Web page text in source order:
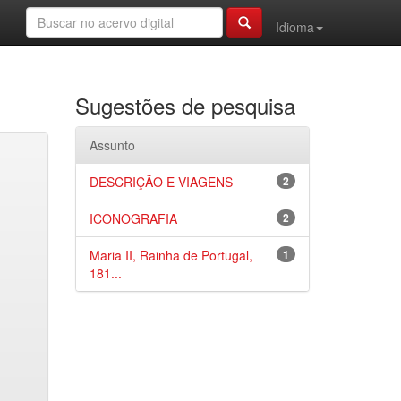
Idioma
Sugestões de pesquisa
Assunto
2
DESCRIÇÃO E VIAGENS
2
ICONOGRAFIA
1
Maria II, Rainha de Portugal,
181...